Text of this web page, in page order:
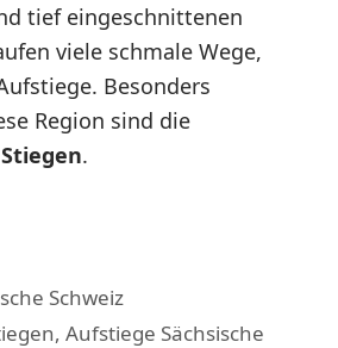
tief eingeschnittenen
viele schmale Wege,
Besonders
Region sind die
Stiegen.
Schweiz
,Aufstiege Sächsische